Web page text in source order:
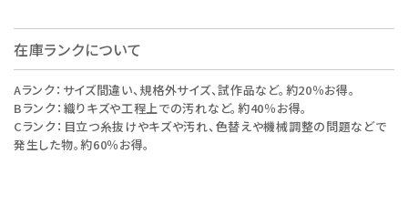
在庫ランクについて
Aランク：サイズ間違い、規格外サイズ、試作品など。約20％お得。
Bランク：織りキズや工程上での汚れなど。約40％お得。
Cランク：目立つ糸抜けやキズや汚れ、色替えや機械調整の問題などで
発生した物。約60％お得。